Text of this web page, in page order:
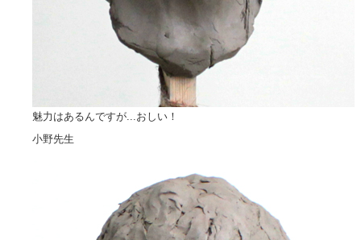
魅力はあるんですが...おしい！
小野先生